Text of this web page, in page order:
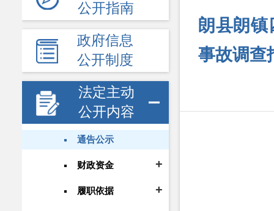
公开指南
政府信息
公开制度
法定主动
公开内容
通告公示
财政资金
履职依据
朗县朗镇
事故调查